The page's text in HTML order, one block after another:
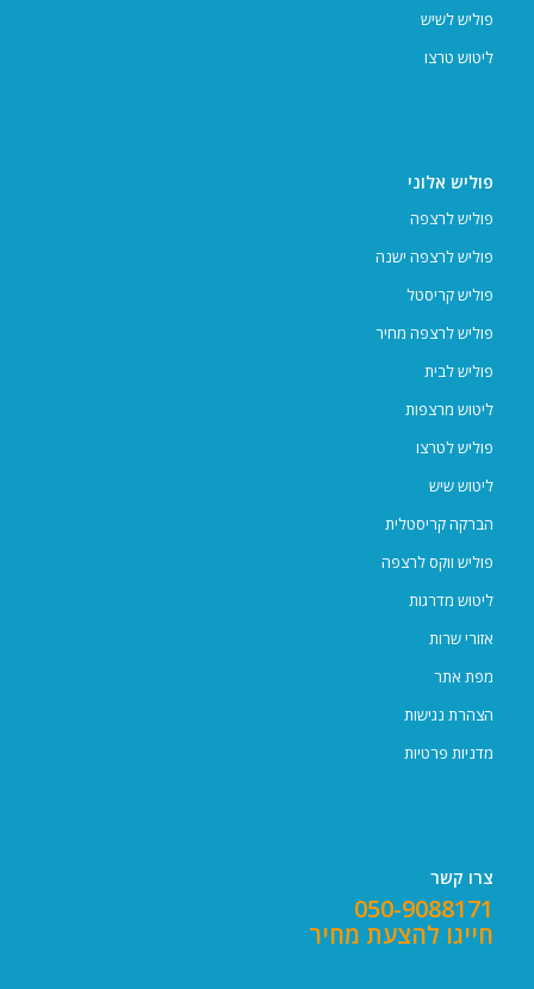
פוליש לשיש
ליטוש טרצו
פוליש אלוני
פוליש לרצפה
פוליש לרצפה ישנה
פוליש קריסטל
פוליש לרצפה מחיר
פוליש לבית
ליטוש מרצפות
פוליש לטרצו
ליטוש שיש
הברקה קריסטלית
פוליש ווקס לרצפה
ליטוש מדרגות
אזורי שרות
מפת אתר
הצהרת נגישות
מדניות פרטיות
צרו קשר
050-9088171
חייגו להצעת מחיר